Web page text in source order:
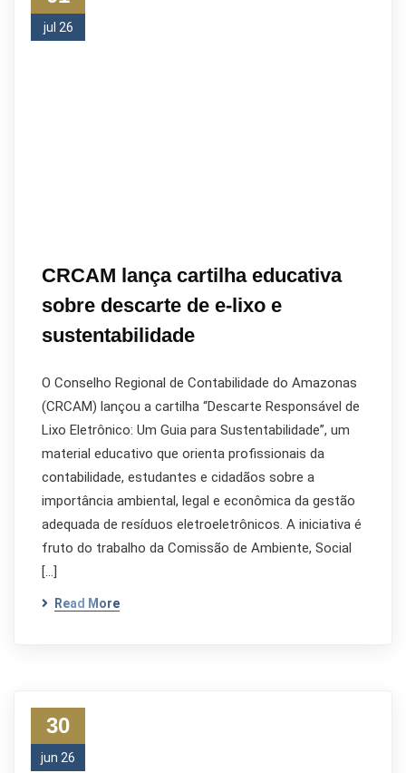
jul 26
CRCAM lança cartilha educativa
sobre descarte de e-lixo e
sustentabilidade
O Conselho Regional de Contabilidade do Amazonas
(CRCAM) lançou a cartilha “Descarte Responsável de
Lixo Eletrônico: Um Guia para Sustentabilidade”, um
material educativo que orienta profissionais da
contabilidade, estudantes e cidadãos sobre a
importância ambiental, legal e econômica da gestão
adequada de resíduos eletroeletrônicos. A iniciativa é
fruto do trabalho da Comissão de Ambiente, Social
[…]
Read More
30
jun 26